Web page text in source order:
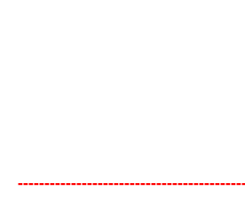
-------------------------